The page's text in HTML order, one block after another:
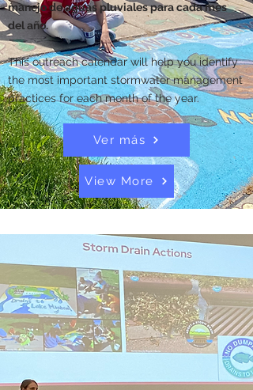
manejo de aguas pluviales para cada mes
del año.
This outreach calendar will help you identify
the most important stormwater management
practices for each month of the year.
Ver más
View More